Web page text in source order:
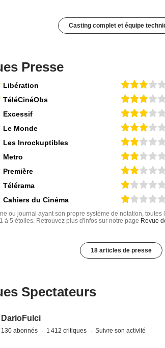
Casting complet et équipe
Presse
Libération
TéléCinéObs
Excessif
Le Monde
Les Inrockuptibles
Metro
Première
Télérama
Cahiers du Cinéma
ou journal ayant son propre système de notation,
à 5 étoiles. Retrouvez plus d'infos sur notre page Revue
18 articles de presse
Spectateurs
DarioFulci
130 abonnés 1 412 critiques Suivre son activité